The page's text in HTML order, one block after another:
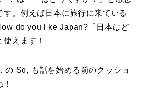
す。例えば日本に旅行に来ている
do you like Japan?「日本はど
えます！
の So, も話を始める前のクッショ